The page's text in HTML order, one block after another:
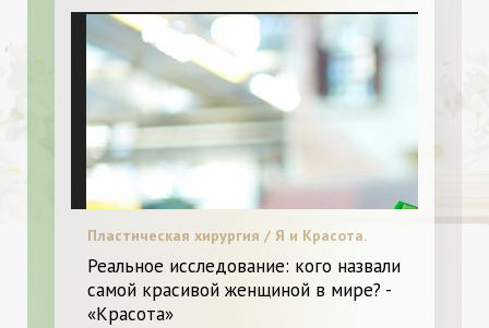
Пластическая хирургия / Я и Красота.
Реальное исследование: кого назвали
самой красивой женщиной в мире? -
«Красота»